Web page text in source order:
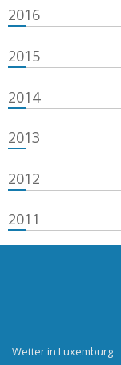
2016
2015
2014
2013
2012
2011
Wetter in Luxemburg